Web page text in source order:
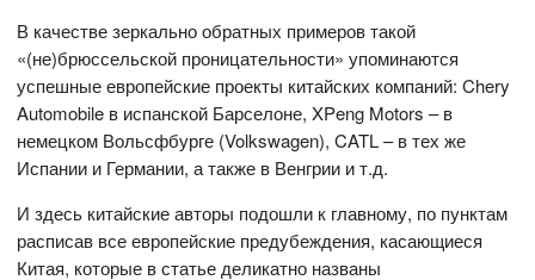
В качестве зеркально обратных примеров такой
«(не)брюссельской проницательности» упоминаются
успешные европейские проекты китайских компаний: Chery
Automobile в испанской Барселоне, XPeng Motors – в
немецком Вольсфбурге (Volkswagen), CATL – в тех же
Испании и Германии, а также в Венгрии и т.д.
И здесь китайские авторы подошли к главному, по пунктам
расписав все европейские предубеждения, касающиеся
Китая, которые в статье деликатно названы